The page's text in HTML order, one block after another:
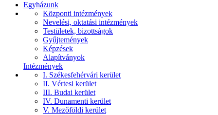
Egyházunk
Központi intézmények
Nevelési, oktatási intézmények
Testületek, bizottságok
Gyűjtemények
Képzések
Alapítványok
Intézmények
I. Székesfehérvári kerület
II. Vértesi kerület
III. Budai kerület
IV. Dunamenti kerület
V. Mezőföldi kerület